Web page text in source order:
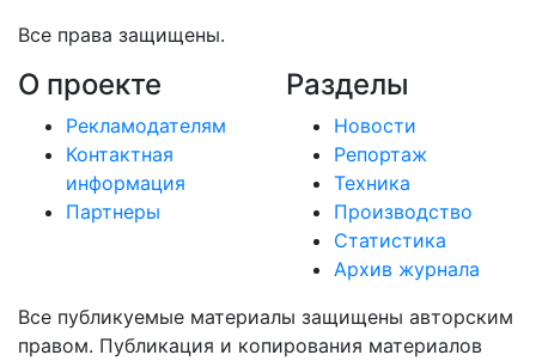
Все права защищены.
О проекте
Рекламодателям
Контактная
информация
Партнеры
Разделы
Новости
Репортаж
Техника
Производство
Статистика
Архив журнала
Все публикуемые материалы защищены авторским
правом. Публикация и копирования материалов